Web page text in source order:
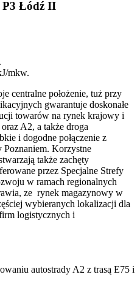
P3 Łódź II
mkw.
centralne położenie, tuż przy
gwarantuje doskonałe
towarów na rynek krajowy i
A2, a także droga
i dogodne połączenie z
Poznaniem. Korzystne
także zachęty
przez Specjalne Strefy
w ramach regionalnych
ze rynek magazynowy w
wybieranych lokalizacji dla
logistycznych i
autostrady A2 z trasą E75 i